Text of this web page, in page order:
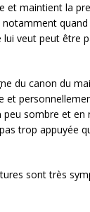
et maintient la
veut peut être
du canon du
peu sombre et
trop appuyée
sont très